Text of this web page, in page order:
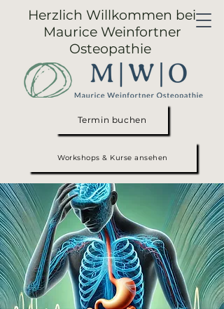
Herzlich Willkommen bei
Maurice Weinfortner
Osteopathie
Termin buchen
Workshops & Kurse ansehen